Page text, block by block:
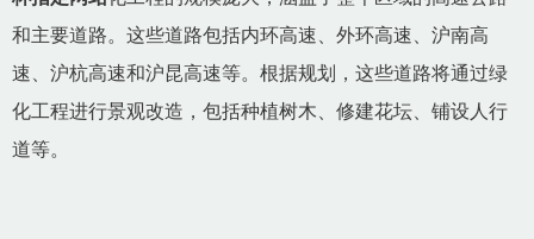
和主要道路。这些道路包括内环高速、外环高速、沪南高
速、沪杭高速和沪昆高速等。根据规划，这些道路将通过绿
化工程进行景观改造，包括种植树木、修建花坛、铺设人行
道等。